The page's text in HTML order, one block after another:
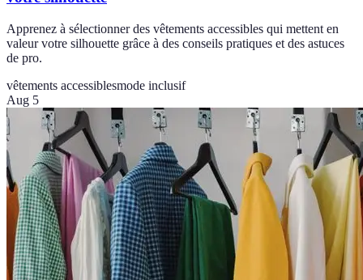
Apprenez à sélectionner des vêtements accessibles qui mettent en
valeur votre silhouette grâce à des conseils pratiques et des astuces
de pro.
vêtements accessiblesmode inclusif
Aug 5